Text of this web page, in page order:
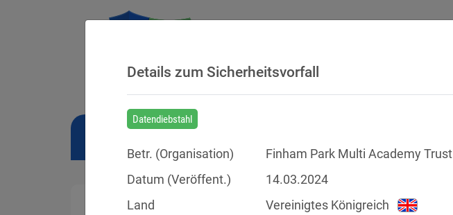
Details zum Sicherheitsvorfall
Datendiebstahl
Betr. (Organisation)
Finham Park Multi Academy Trust
Datum (Veröffent.)
14.03.2024
Land
Vereinigtes Königreich